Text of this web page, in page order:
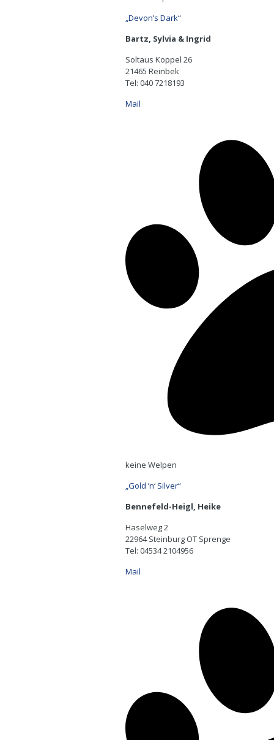
„Devon’s Dark“
Bartz, Sylvia & Ingrid
Soltaus Koppel 26
21465 Reinbek
Tel: 040 7218193
Mail
keine Welpen
„Gold ’n‘ Silver“
Bennefeld-Heigl, Heike
Haselweg 2
22964 Steinburg OT Sprenge
Tel: 04534 2104956
Mail